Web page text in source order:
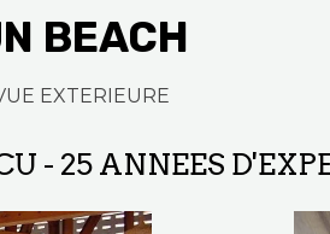
BEACH
- 25 ANNEES